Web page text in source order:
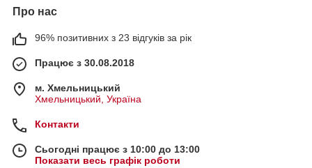
Про нас
96% позитивних з 23 відгуків за рік
Працює з 30.08.2018
м. Хмельницький
Хмельницький, Україна
Контакти
Сьогодні працює з 10:00 до 13:00
Показати весь графік роботи